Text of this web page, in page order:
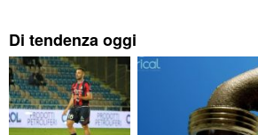
Di tendenza oggi